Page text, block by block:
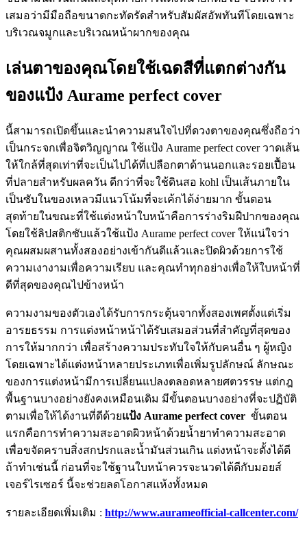
เสมอว่ามีมือถือขนาดกะทัดรัดสำหรับสัมผัสอัพทันทีโดยเฉพาะ
บริเวณจมูกและบริเวณหน้าผากของคุณ
เล่นตาของคุณโดยใช้เฉดสีที่แตกต่างกัน
ของแป้ง Aurame perfect cover
นี้สามารถเปิดขึ้นและนำความสนใจไปที่ดวงตาของคุณซึ่งถือว่า
เป็นกระจกเพื่อจิตวิญญาณ ใช้แป้ง Aurame perfect cover วาดเส้น
ให้ใกล้ที่สุดเท่าที่จะเป็นไปได้ที่เปลือกตาด้านนอกและรอยเปื้อน
ที่ปลายสำหรับผลควัน ดีกว่าที่จะใช้ดินสอ kohl เป็นเส้นภายใน
เป็นซับในของเหลวมีแนวโน้มที่จะเค้กได้ง่ายมาก ขั้นตอน
สุดท้ายในขณะที่ใช้แต่งหน้าใบหน้าคือการร่างริมฝีปากของคุณ
โดยใช้ลิปสติกซับแล้วใช้แป้ง Aurame perfect cover ให้แน่ใจว่า
คุณผสมผสานทั้งสองอย่างเข้ากันดีแล้วและปิดผิวด้วยการใช้
ความเงางามเพื่อความเรียบ และคุณทำทุกอย่างเพื่อให้ใบหน้าที่
ดีที่สุดของคุณไปข้างหน้า
ความงามของตัวเองได้รับการกระตุ้นจากทั้งสองเพศตั้งแต่เริ่ม
อารยธรรม การแต่งหน้าหน้าได้รับเสมอส่วนที่สำคัญที่สุดของ
การให้มากกว่า เพื่อสร้างความประทับใจให้กับคนอื่น ๆ ผู้หญิง
โดยเฉพาะได้แต่งหน้าหลายประเภทเพื่อเพิ่มรูปลักษณ์ ลักษณะ
ของการแต่งหน้ามีการเปลี่ยนแปลงตลอดหลายศตวรรษ แต่กฎ
พื้นฐานบางอย่างยังคงเหมือนเดิม มีขั้นตอนบางอย่างที่จะปฏิบัติ
ตามเพื่อให้ได้งานที่ดีด้วยแป้ง Aurame perfect cover ขั้นตอน
แรกคือการทำความสะอาดผิวหน้าด้วยน้ำยาทำความสะอาด
เพื่อขจัดคราบสิ่งสกปรกและน้ำมันส่วนเกิน แต่งหน้าจะตั้งได้ดี
ถ้าทำเช่นนี้ ก่อนที่จะใช้ฐานใบหน้าควรจะนวดได้ดีกับมอยส์
เจอร์ไรเซอร์ นี้จะช่วยลดโอกาสแห้งทั้งหมด
รายละเอียดเพิ่มเติม : http://www.aurameofficial-callcenter.com/